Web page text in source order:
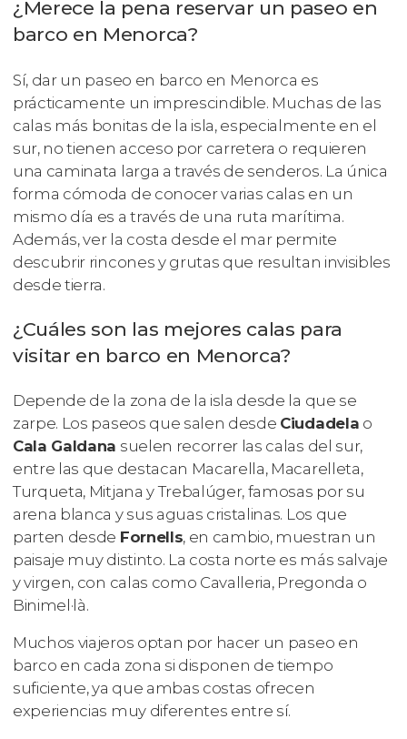
¿Merece la pena reservar un paseo en
barco en Menorca?
Sí, dar un paseo en barco en Menorca es
prácticamente un imprescindible. Muchas de las
calas más bonitas de la isla, especialmente en el
sur, no tienen acceso por carretera o requieren
una caminata larga a través de senderos. La única
forma cómoda de conocer varias calas en un
mismo día es a través de una ruta marítima.
Además, ver la costa desde el mar permite
descubrir rincones y grutas que resultan invisibles
desde tierra.
¿Cuáles son las mejores calas para
visitar en barco en Menorca?
Depende de la zona de la isla desde la que se
zarpe. Los paseos que salen desde Ciudadela o
Cala Galdana suelen recorrer las calas del sur,
entre las que destacan Macarella, Macarelleta,
Turqueta, Mitjana y Trebalúger, famosas por su
arena blanca y sus aguas cristalinas. Los que
parten desde Fornells, en cambio, muestran un
paisaje muy distinto. La costa norte es más salvaje
y virgen, con calas como Cavalleria, Pregonda o
Binimel·là.
Muchos viajeros optan por hacer un paseo en
barco en cada zona si disponen de tiempo
suficiente, ya que ambas costas ofrecen
experiencias muy diferentes entre sí.